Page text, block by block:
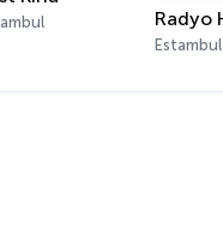
Estambul